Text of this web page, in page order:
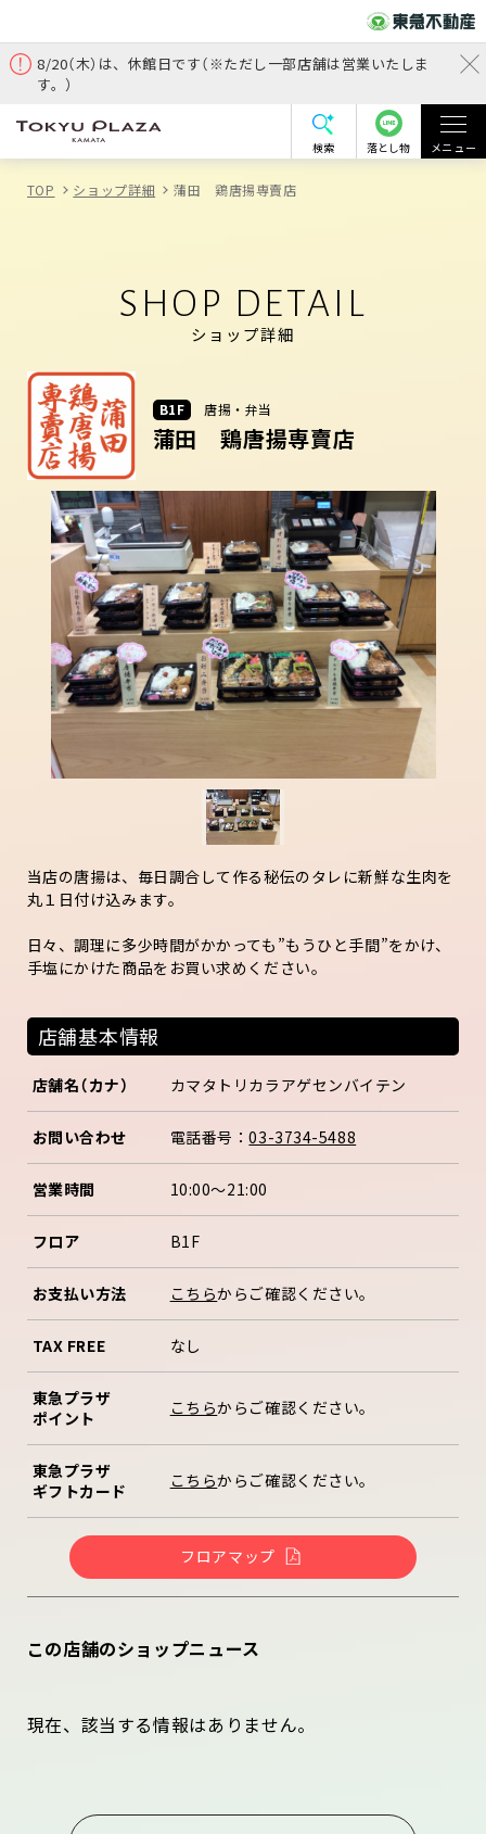
8/20（木）は、休館日です（※ただし一部店舗は営業いたしま
す。）
検索 落とし物 メニュー
TOP ショップ詳細 蒲田 鶏唐揚専賣店
SHOP DETAIL
ショップ詳細
B1F 唐揚・弁当
蒲田 鶏唐揚専賣店
当店の唐揚は、毎日調合して作る秘伝のタレに新鮮な生肉を
丸１日付け込みます。
日々、調理に多少時間がかかっても”もうひと手間”をかけ、
手塩にかけた商品をお買い求めください。
店舗基本情報
店舗名（カナ） カマタトリカラアゲセンバイテン
お問い合わせ 電話番号：03-3734-5488
営業時間 10:00～21:00
フロア B1F
お支払い方法 こちらからご確認ください。
TAX FREE なし
東急プラザ
ポイント
こちらからご確認ください。
東急プラザ
ギフトカード
こちらからご確認ください。
フロアマップ
この店舗のショップニュース
現在、該当する情報はありません。